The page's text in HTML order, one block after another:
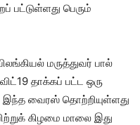
பட்டுள்ளது பெரும்
மருத்துவர் பால்
தாக்கப் பட்ட ஒரு
இந்த வைரஸ் தொற்றியுள்ளது
கிழமை மாலை இது